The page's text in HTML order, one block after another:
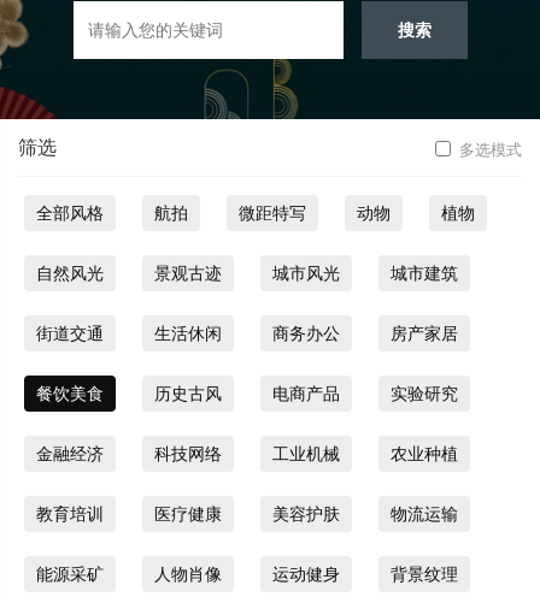
搜索
筛选 多选模式
全部风格 航拍 微距特写 动物 植物
自然风光 景观古迹 城市风光 城市建筑
街道交通 生活休闲 商务办公 房产家居
餐饮美食 历史古风 电商产品 实验研究
金融经济 科技网络 工业机械 农业种植
教育培训 医疗健康 美容护肤 物流运输
能源采矿 人物肖像 运动健身 背景纹理